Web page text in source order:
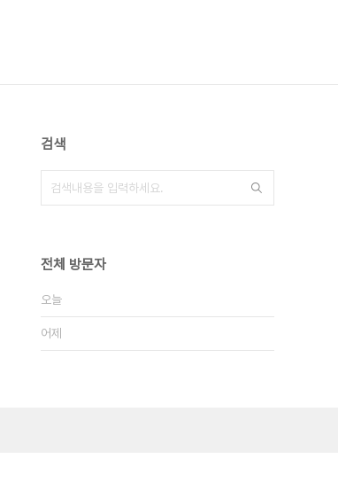
검색
전체 방문자
오늘
어제